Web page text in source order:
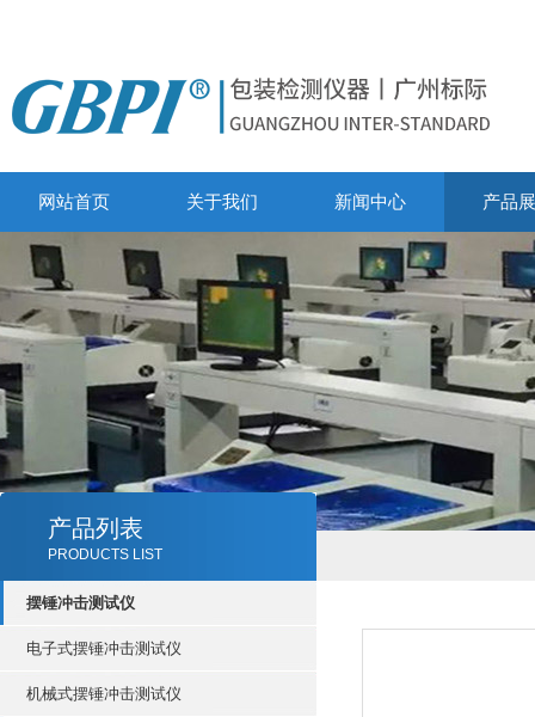
网站首页 关于我们 新闻中心 产品
产品列表
PRODUCTS LIST
摆锤冲击测试仪
电子式摆锤冲击测试仪
机械式摆锤冲击测试仪